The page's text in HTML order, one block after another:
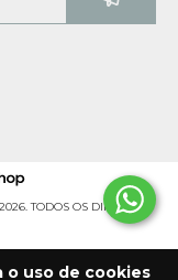
o uso de cookies
TODOS OS DIREITOS